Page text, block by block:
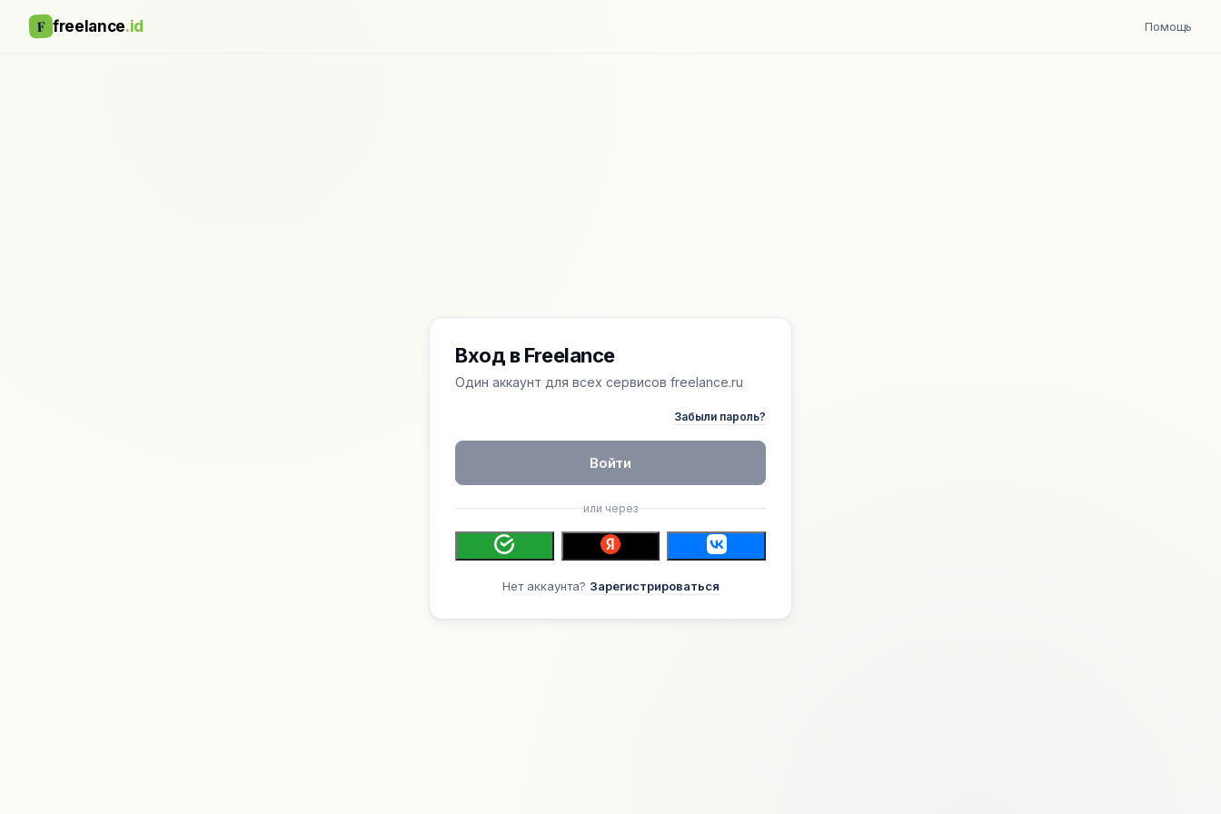
F freelance.id Помощь
Вход в Freelance
Один аккаунт для всех сервисов freelance.ru
Забыли пароль?
Войти
или через
Нет аккаунта? Зарегистрироваться